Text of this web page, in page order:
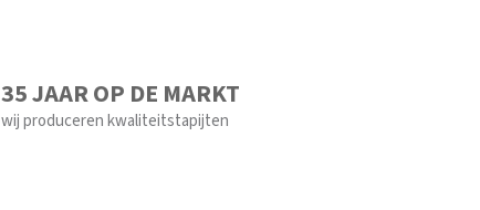
35 JAAR OP DE MARKT
wij produceren kwaliteitstapijten